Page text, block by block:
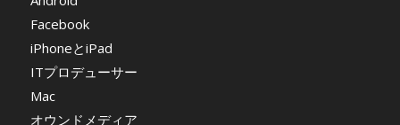
Facebook
iPhoneとiPad
ITプロデューサー
Mac
オウンドメディア